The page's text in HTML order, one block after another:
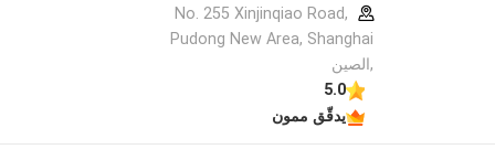
Y CO.,LTD الملف الشركة
المصنعة
No. 255 Xinjinqiao Road,
Pudong New Area, Shanghai
,الصين
5.0
يدقّق ممون